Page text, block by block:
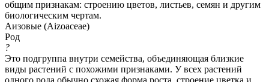
общим признакам: строению цветов, листьев, семян и другим
биологическим чертам.
Аизовые (Aizoaceae)
Род
?
Это подгруппа внутри семейства, объединяющая близкие
виды растений с похожими признаками. У всех растений
одного рода обычно схожая форма роста, строение цветка и